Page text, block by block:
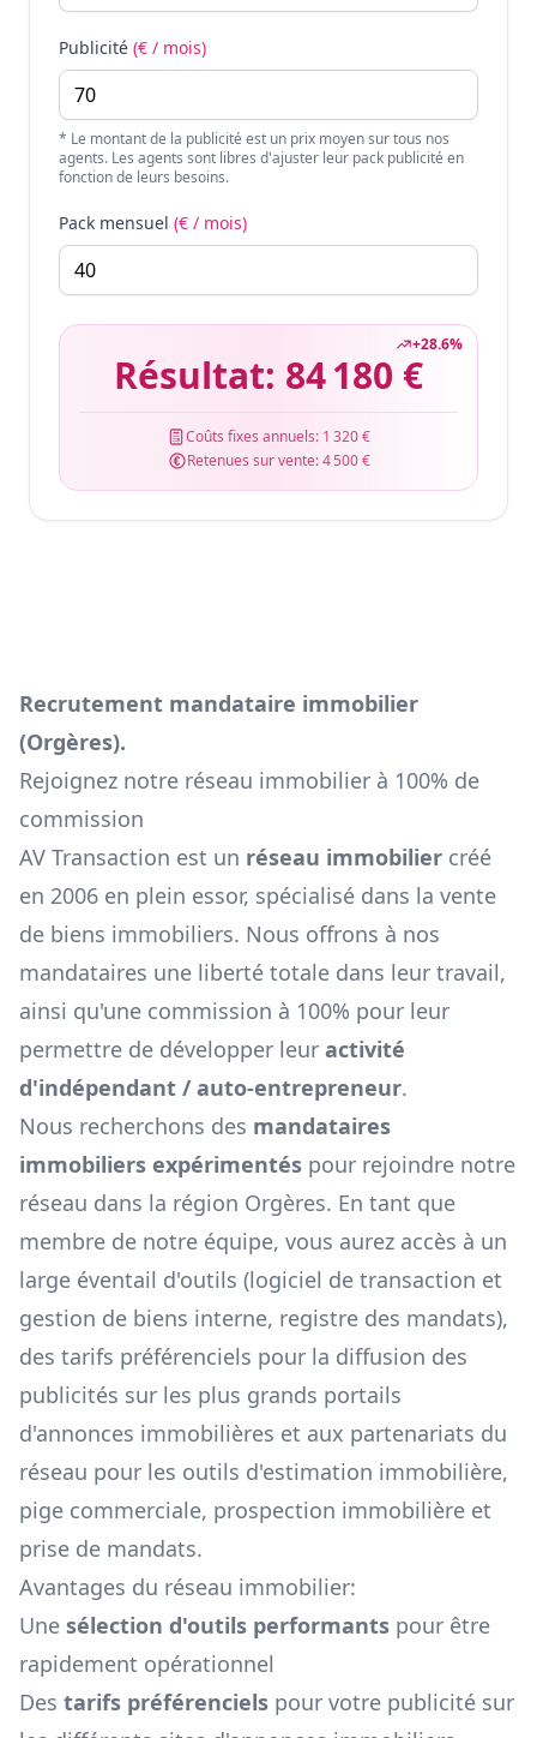
Publicité (€ / mois)
* Le montant de la publicité est un prix moyen sur tous nos
agents. Les agents sont libres d'ajuster leur pack publicité en
fonction de leurs besoins.
Pack mensuel (€ / mois)
+28.6%
Résultat: 84 180 €
Coûts fixes annuels: 1 320 €
Retenues sur vente:4 500 €
Recrutement mandataire immobilier
(Orgères).
Rejoignez notre réseau immobilier à 100% de
commission
AV Transaction est un réseau immobilier créé
en 2006 en plein essor, spécialisé dans la vente
de biens immobiliers. Nous offrons à nos
mandataires une liberté totale dans leur travail,
ainsi qu'une commission à 100% pour leur
permettre de développer leur activité
d'indépendant / auto-entrepreneur.
Nous recherchons des mandataires
immobiliers expérimentés pour rejoindre notre
réseau dans la région Orgères. En tant que
membre de notre équipe, vous aurez accès à un
large éventail d'outils (logiciel de transaction et
gestion de biens interne, registre des mandats),
des tarifs préférenciels pour la diffusion des
publicités sur les plus grands portails
d'annonces immobilières et aux partenariats du
réseau pour les outils d'estimation immobilière,
pige commerciale, prospection immobilière et
prise de mandats.
Avantages du réseau immobilier:
Une sélection d'outils performants pour être
rapidement opérationnel
Des tarifs préférenciels pour votre publicité sur